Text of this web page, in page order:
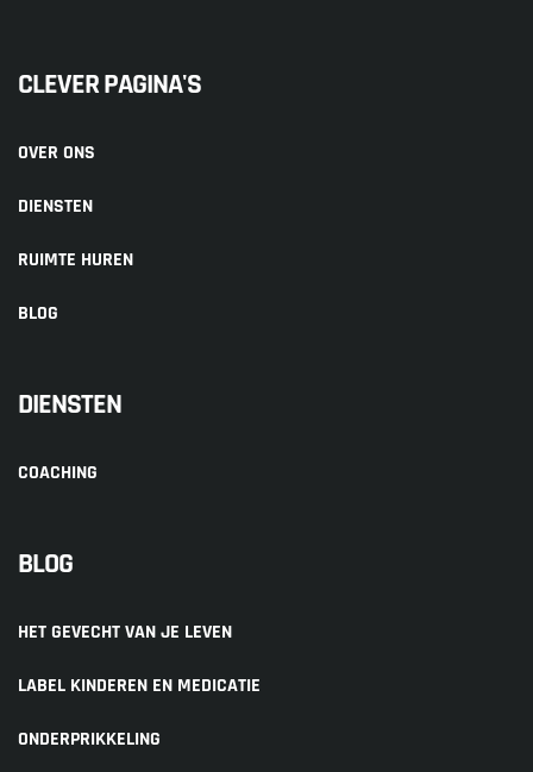
CLEVER PAGINA'S
OVER ONS
DIENSTEN
RUIMTE HUREN
BLOG
DIENSTEN
COACHING
BLOG
HET GEVECHT VAN JE LEVEN
LABEL KINDEREN EN MEDICATIE
ONDERPRIKKELING